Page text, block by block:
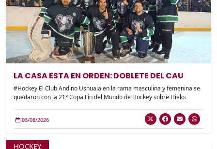
LA CASA ESTA EN ORDEN: DOBLETE DEL CAU
#Hockey El Club Andino Ushuaia en la rama masculina y femenina se
quedaron con la 21° Copa Fin del Mundo de Hockey sobre Hielo.
03/08/2026
HOCKEY